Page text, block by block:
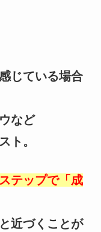
じている場合
など
ト。
テップで「成
近づくことが